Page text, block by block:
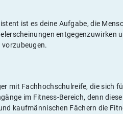
ist es deine Aufgabe, die
entgegenzuwirken
vorzubeugen.
mit Fachhochschulreife, die sich
im Fitness-Bereich, denn
kaufmännischen Fächern die